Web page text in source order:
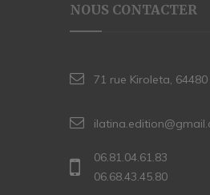
NOUS CONTACTER
71 rue Kiroleta,
06.81.04.61.83
06.68.43.45.80